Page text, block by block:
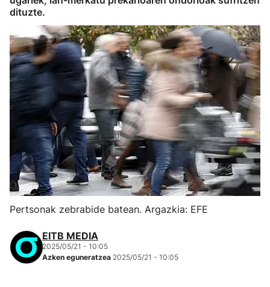
dituzte.
Pertsonak zebrabide batean. Argazkia: EFE
EITB MEDIA
2025/05/21 - 10:05
Azken eguneratzea 2025/05/21 - 10:05